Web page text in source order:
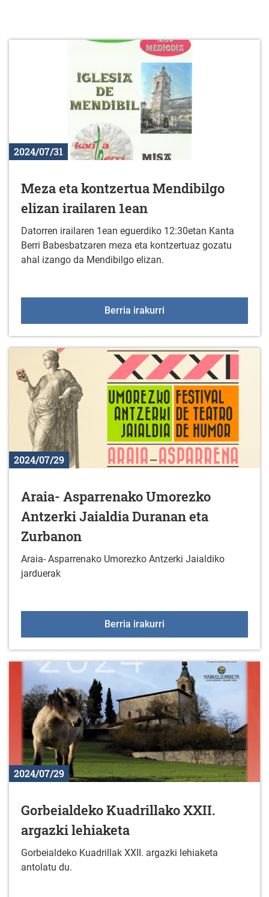
2024/07/31
Meza eta kontzertua Mendibilgo
elizan irailaren 1ean
Datorren irailaren 1ean eguerdiko 12:30etan Kanta
Berri Babesbatzaren meza eta kontzertuaz gozatu
ahal izango da Mendibilgo elizan.
Berria irakurri
2024/07/29
Araia- Asparrenako Umorezko
Antzerki Jaialdia Duranan eta
Zurbanon
Araia- Asparrenako Umorezko Antzerki Jaialdiko
jarduerak
Berria irakurri
2024/07/29
Gorbeialdeko Kuadrillako XXII.
argazki lehiaketa
Gorbeialdeko Kuadrillak XXII. argazki lehiaketa
antolatu du.